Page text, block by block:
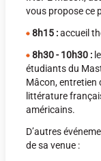
vous propose ce
8h15 :accueil
8h30 - 10h30 :
étudiants du
Mâcon, entretien
littérature
américains.
D’autres
de sa venue :